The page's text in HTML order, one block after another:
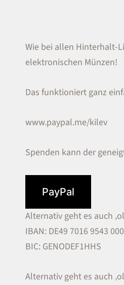
Wie bei allen Hinterhalt-
elektronischen Münzen!
Das funktioniert ganz
www.paypal.me/kilev
Spenden kann der
PayPal
Alternativ geht es auch
IBAN: DE49 7016 9543
BIC: GENODEF1HHS
Alternativ geht es auch